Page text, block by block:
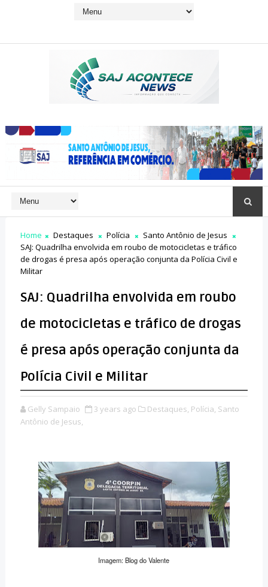
Home Destaques Polícia
Santo Antônio de Jesus
SAJ: Quadrilha envolvida em roubo de motocicletas e tráfico
de drogas é presa após operação conjunta da Polícia Civil e
Militar
SAJ: Quadrilha envolvida em roubo
de motocicletas e tráfico de drogas
é presa após operação conjunta da
Polícia Civil e Militar
Gelly Sampaio 3 years ago Destaques, Polícia, Santo
Antônio de Jesus,
Imagem: Blog do Valente